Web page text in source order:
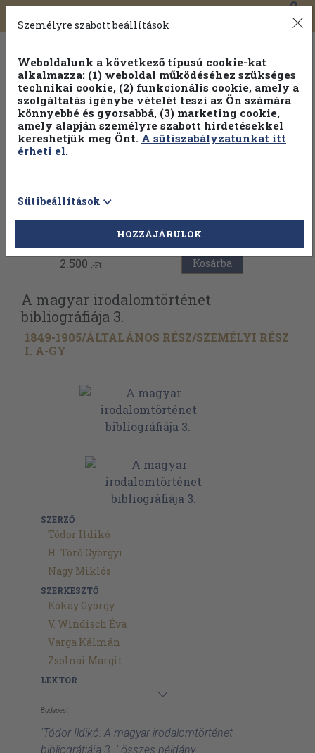
Toggle
navigation
0
Válogasson több mint 1.000.000 kiadványunk közül
100% kedvezménnyel!
Vissza az előző oldalra
2.500 ,-Ft Kosárba
A magyar irodalomtörténet
bibliográfiája 3.
1849-1905/ÁLTALÁNOS RÉSZ/SZEMÉLYI RÉSZ
I. A-GY
SZERZŐ
Tódor Ildikó
H. Törő Györgyi
Nagy Miklós
SZERKESZTŐ
Kókay György
V. Windisch Éva
Varga Kálmán
Zsolnai Margit
LEKTOR
Budapest
'Tódor Ildikó: A magyar irodalomtörténet
bibliográfiája 3. ' összes példány
Személyre szabott beállítások
Weboldalunk a következő típusú cookie-kat
alkalmazza: (1) weboldal működéséhez szükséges
technikai cookie, (2) funkcionális cookie, amely a
szolgáltatás igénybe vételét teszi az Ön számára
könnyebbé és gyorsabbá, (3) marketing cookie,
amely alapján személyre szabott hirdetésekkel
kereshetjük meg Önt. A sütiszabályzatunkat itt
érheti el.
Sütibeállítások
HOZZÁJÁRULOK